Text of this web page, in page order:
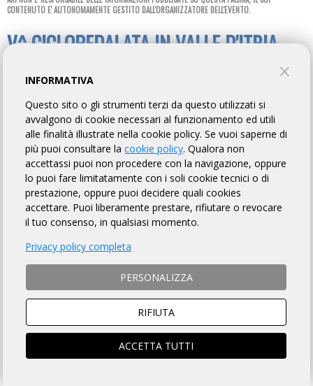
CONTENUTO E' AUTONOMAMENTE GESTITO DALL'ORGANIZZATORE DELL'EVENTO.
V^ CICLOPEDALATA IN VALLE D'ITRIA
BICI CLUB OSTUNI
INFORMAZIONI REGOLAMENTO
PUNTI DI CONTROLLO
ROADBOOK
MAPPA FOTO GALLERY ISCRITTI
FINISHER RANDO_LIVE
122 km
TEMPO MASSIMO
8 ore 30 min
DOVE
Ostuni (BR)
INFORMATIVA
Questo sito o gli strumenti terzi da questo utilizzati si
avvalgono di cookie necessari al funzionamento ed utili
alle finalità illustrate nella cookie policy. Se vuoi saperne di
più puoi consultare lacookie policy. Qualora non
accettassi puoi non procedere con la navigazione, oppure
lo puoi fare limitatamente con i soli cookie tecnici o di
prestazione, oppure puoi decidere quali cookies
accettare. Puoi liberamente prestare, rifiutare o revocare
il tuo consenso, in qualsiasi momento.
Privacy policy completa
PERSONALIZZA
RIFIUTA
ACCETTA TUTTI